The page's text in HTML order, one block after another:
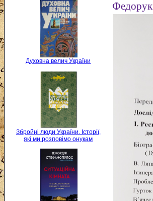
Духовна велич України
Збройні люди України. Історії,
які ми розповімо онукам
Федорук